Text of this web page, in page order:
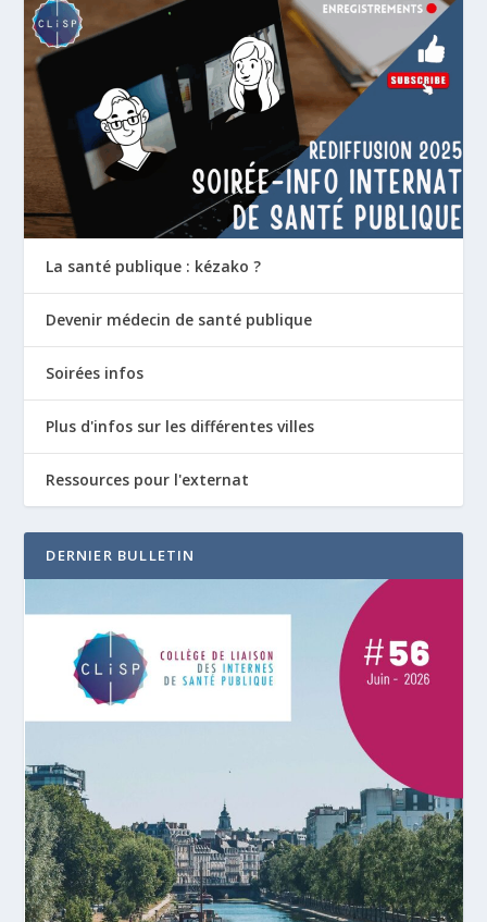
La santé publique : kézako ?
Devenir médecin de santé publique
Soirées infos
Plus d'infos sur les différentes villes
Ressources pour l'externat
DERNIER BULLETIN